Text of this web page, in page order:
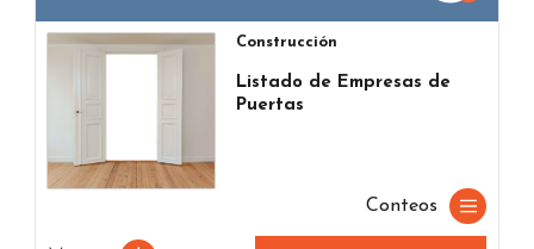
Construcción
Listado de Empresas de
Puertas
Conteos